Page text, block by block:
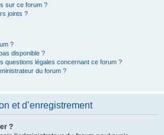
sur ce forum ?
joints ?
?
disponible ?
questions légales concernant ce forum ?
du forum ?
et d’enregistrement
?